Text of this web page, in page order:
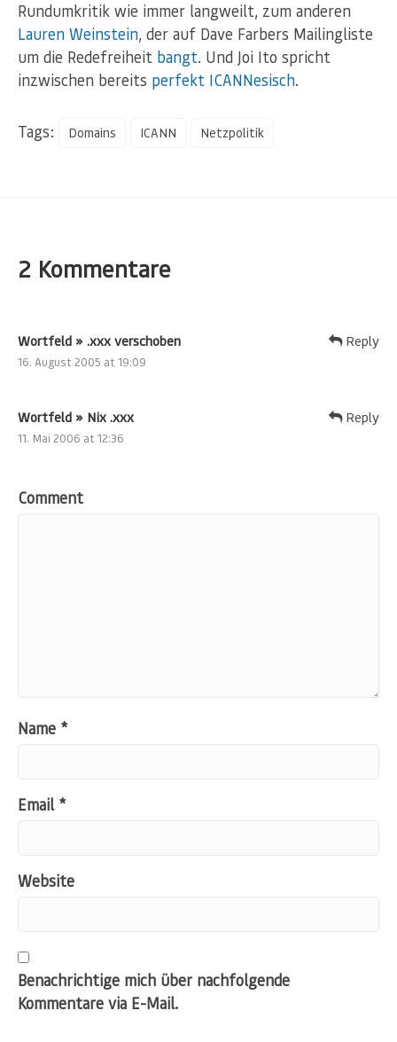
Rundumkritik wie immer langweilt, zum anderen
Lauren Weinstein, der auf Dave Farbers Mailingliste
um die Redefreiheit bangt. Und Joi Ito spricht
inzwischen bereits perfekt ICANNesisch.
Tags: Domains ICANN Netzpolitik
2 Kommentare
Wortfeld » .xxx verschoben
16. August 2005 at 19:09
Reply
Wortfeld » Nix .xxx
11. Mai 2006 at 12:36
Reply
Comment
Name *
Email *
Website
Benachrichtige mich über nachfolgende
Kommentare via E-Mail.